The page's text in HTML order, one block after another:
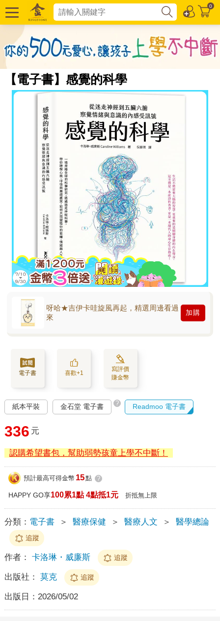
0
【電子書】感覺的科學
呀哈★吉伊卡哇旋風再起，精選周邊看過
來
加購
電子書 喜歡+1
寫評價
賺金幣
紙本平裝 金石堂 電子書 ? Readmoo 電子書
336 元
認購希望書包，幫助弱勢孩童上學不中斷！
預計最高可得金幣 15點 ?
HAPPY GO享100累1點 4點抵1元 折抵無上限
分類： 電子書 ＞ 醫療保健 ＞ 醫療人文 ＞ 醫學總論
追蹤
作者： 卡洛琳・威廉斯 追蹤
出版社： 莫克 追蹤
出版日： 2026/05/02